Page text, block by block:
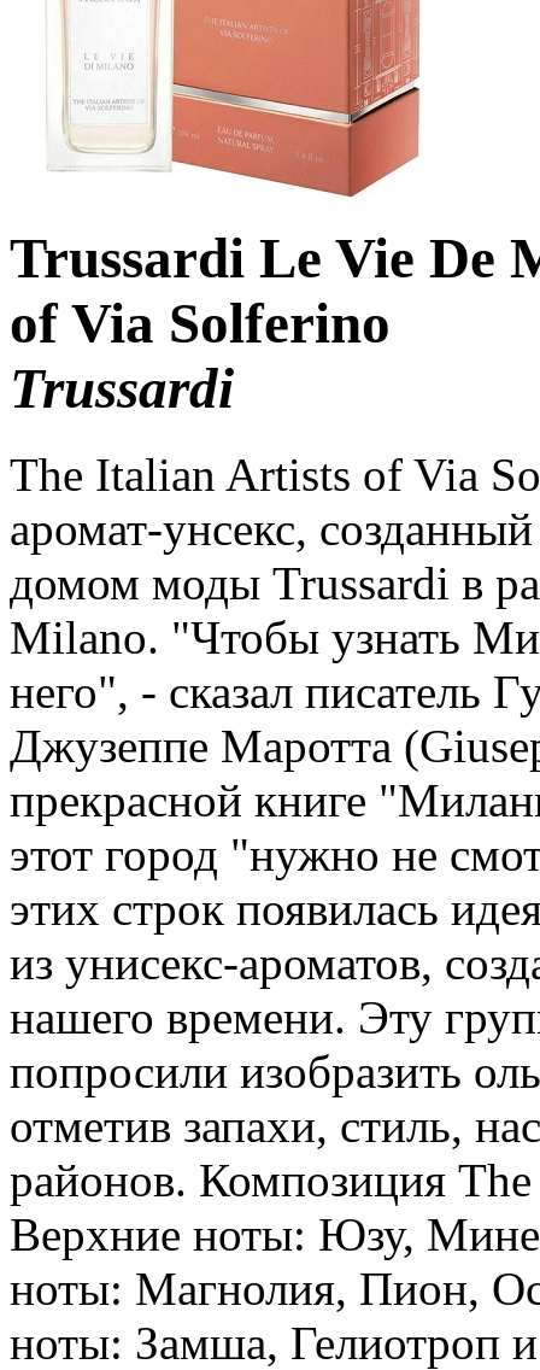
Trussardi Le Vie De
of Via Solferino
Trussardi
The Italian Artists of Via
аромат-унсекс,
домом моды Trussardi в
Milano. "Чтобы узнать
него", - сказал писатель
Джузеппе Маротта
прекрасной книге
этот город "нужно не
этих строк появилась
из унисекс-ароматов,
нашего времени. Эту
попросили изобразить
отметив запахи, стиль,
районов. Композиция
Верхние ноты: Юзу,
ноты: Магнолия, Пион,
ноты: Замша, Гелиотроп